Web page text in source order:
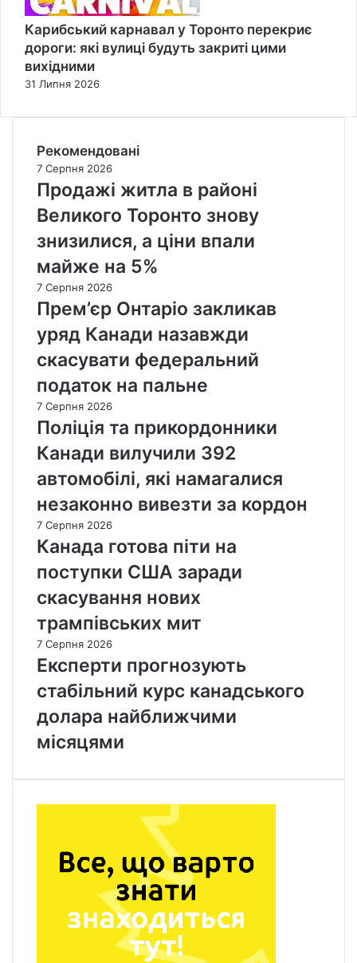
Карибський карнавал у Торонто перекриє
дороги: які вулиці будуть закриті цими
вихідними
31 Липня 2026
Рекомендовані
7 Серпня 2026
Продажі житла в районі
Великого Торонто знову
знизилися, а ціни впали
майже на 5%
7 Серпня 2026
Прем’єр Онтаріо закликав
уряд Канади назавжди
скасувати федеральний
податок на пальне
7 Серпня 2026
Поліція та прикордонники
Канади вилучили 392
автомобілі, які намагалися
незаконно вивезти за кордон
7 Серпня 2026
Канада готова піти на
поступки США заради
скасування нових
трампівських мит
7 Серпня 2026
Експерти прогнозують
стабільний курс канадського
долара найближчими
місяцями